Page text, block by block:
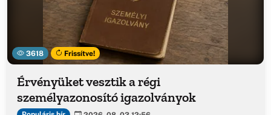
3618 Frissítve!
Érvényüket vesztik a régi
személyazonosító igazolványok